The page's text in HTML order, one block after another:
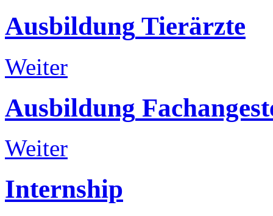
Ausbildung Tierärzte
Weiter
Ausbildung
Weiter
Internship